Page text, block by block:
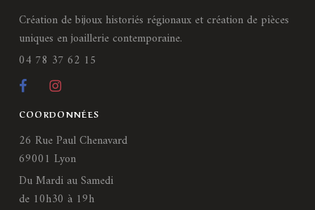
Création de bijoux historiés régionaux et création de pièces
uniques en joaillerie contemporaine.
04 78 37 62 15
COORDONNÉES
26 Rue Paul Chenavard
69001 Lyon
Du Mardi au Samedi
de 10h30 à 19h